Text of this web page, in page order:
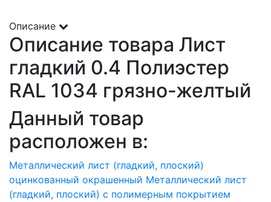
Описание
Описание товара Лист
гладкий 0.4 Полиэстер
RAL 1034 грязно-желтый
Данный товар
расположен в:
Металлический лист (гладкий, плоский)
оцинкованный окрашенный Металлический лист
(гладкий, плоский) с полимерным покрытием